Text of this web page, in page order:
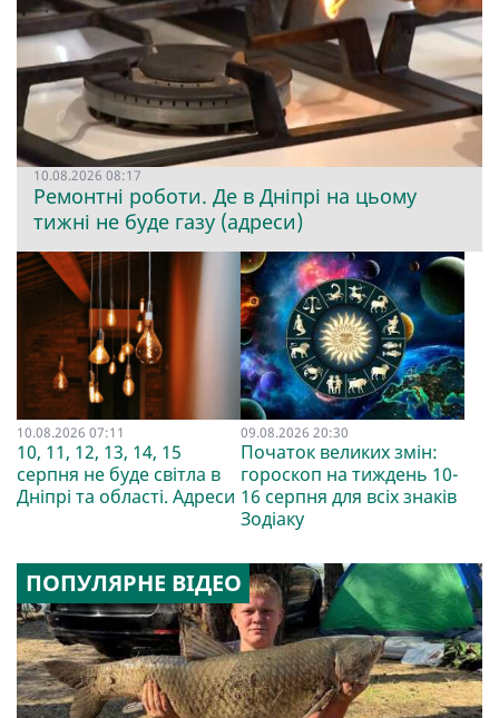
10.08.2026 08:17
Ремонтні роботи. Де в Дніпрі на цьому
тижні не буде газу (адреси)
10.08.2026 07:11
10, 11, 12, 13, 14, 15
серпня не буде світла в
Дніпрі та області. Адреси
09.08.2026 20:30
Початок великих змін:
гороскоп на тиждень 10-
16 серпня для всіх знаків
Зодіаку
ПОПУЛЯРНЕ ВІДЕО